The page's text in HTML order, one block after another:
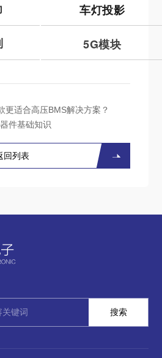
车灯投影
5G模块
更适合高压BMS解决方案？
件基础知识
回列表